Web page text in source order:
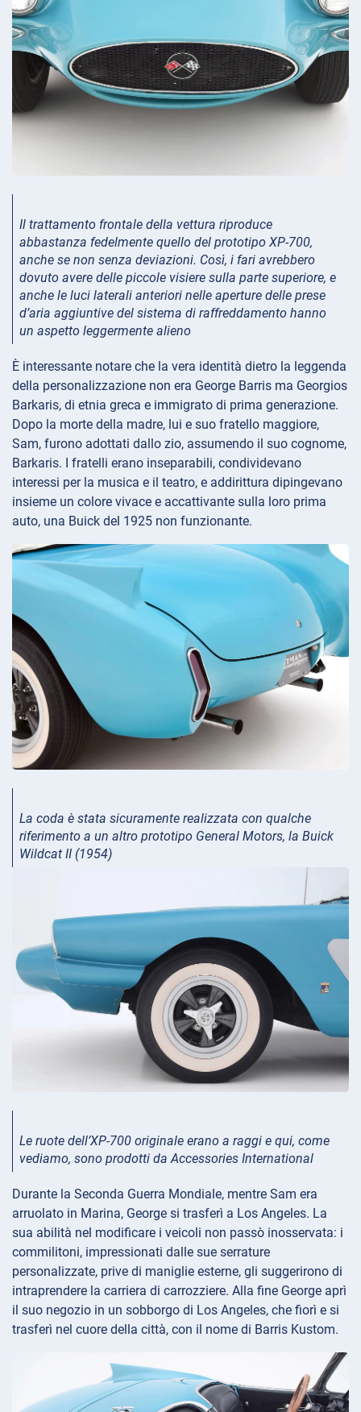
Il trattamento frontale della vettura riproduce
abbastanza fedelmente quello del prototipo XP-700,
anche se non senza deviazioni. Così, i fari avrebbero
dovuto avere delle piccole visiere sulla parte superiore, e
anche le luci laterali anteriori nelle aperture delle prese
d’aria aggiuntive del sistema di raffreddamento hanno
un aspetto leggermente alieno
È interessante notare che la vera identità dietro la leggenda
della personalizzazione non era George Barris ma Georgios
Barkaris, di etnia greca e immigrato di prima generazione.
Dopo la morte della madre, lui e suo fratello maggiore,
Sam, furono adottati dallo zio, assumendo il suo cognome,
Barkaris. I fratelli erano inseparabili, condividevano
interessi per la musica e il teatro, e addirittura dipingevano
insieme un colore vivace e accattivante sulla loro prima
auto, una Buick del 1925 non funzionante.
La coda è stata sicuramente realizzata con qualche
riferimento a un altro prototipo General Motors, la Buick
Wildcat II (1954)
Le ruote dell’XP-700 originale erano a raggi e qui, come
vediamo, sono prodotti da Accessories International
Durante la Seconda Guerra Mondiale, mentre Sam era
arruolato in Marina, George si trasferì a Los Angeles. La
sua abilità nel modificare i veicoli non passò inosservata: i
commilitoni, impressionati dalle sue serrature
personalizzate, prive di maniglie esterne, gli suggerirono di
intraprendere la carriera di carrozziere. Alla fine George aprì
il suo negozio in un sobborgo di Los Angeles, che fiorì e si
trasferì nel cuore della città, con il nome di Barris Kustom.